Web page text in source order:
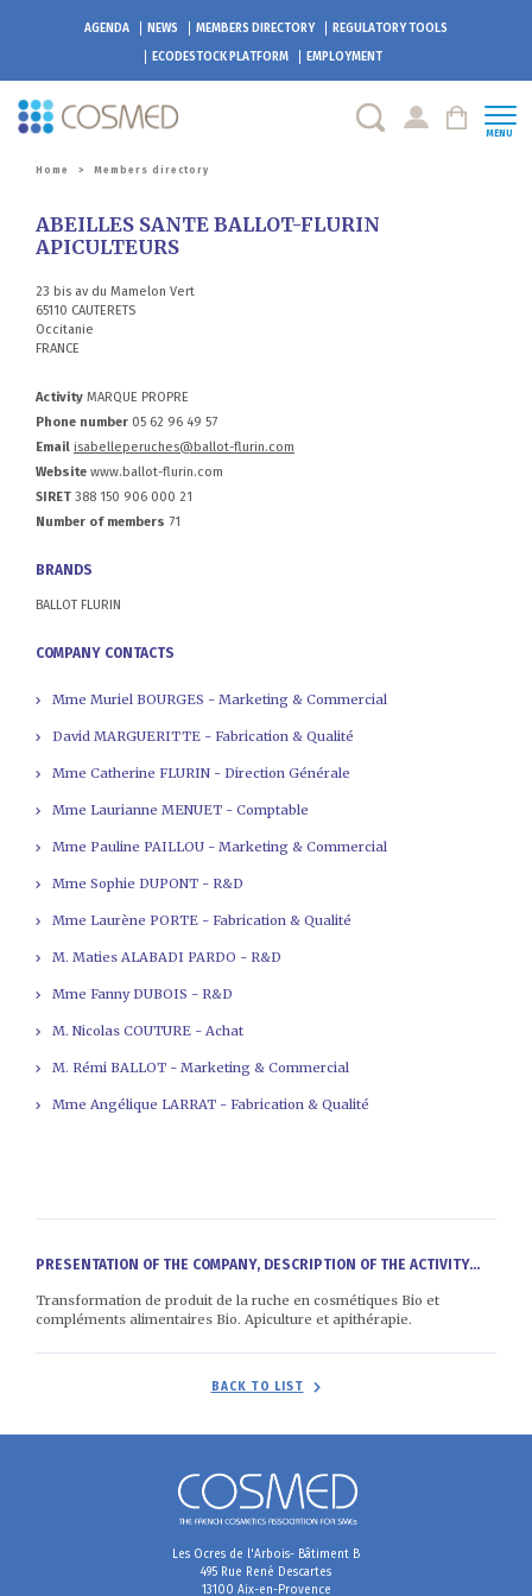
AGENDA NEWS MEMBERS DIRECTORY
REGULATORY TOOLS
ECODESTOCK PLATFORM EMPLOYMENT
MENU
Home > Members directory
ABEILLES SANTE BALLOT-FLURIN
APICULTEURS
23 bis av du Mamelon Vert
65110 CAUTERETS
Occitanie
FRANCE
Activity MARQUE PROPRE
Phone number 05 62 96 49 57
Email isabelleperuches@ballot-flurin.com
Website www.ballot-flurin.com
SIRET 388 150 906 000 21
Number of members 71
BRANDS
BALLOT FLURIN
COMPANY CONTACTS
Mme Muriel BOURGES - Marketing & Commercial
David MARGUERITTE - Fabrication & Qualité
Mme Catherine FLURIN - Direction Générale
Mme Laurianne MENUET - Comptable
Mme Pauline PAILLOU - Marketing & Commercial
Mme Sophie DUPONT - R&D
Mme Laurène PORTE - Fabrication & Qualité
M. Maties ALABADI PARDO - R&D
Mme Fanny DUBOIS - R&D
M. Nicolas COUTURE - Achat
M. Rémi BALLOT - Marketing & Commercial
Mme Angélique LARRAT - Fabrication & Qualité
PRESENTATION OF THE COMPANY, DESCRIPTION OF THE ACTIVITY...
Transformation de produit de la ruche en cosmétiques Bio et
compléments alimentaires Bio. Apiculture et apithérapie.
BACK TO LIST
Les Ocres de l'Arbois- Bâtiment B
495 Rue René Descartes
13100 Aix-en-Provence